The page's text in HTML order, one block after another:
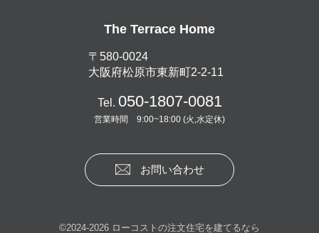
The Terrace Home
〒580-0024
大阪府松原市東新町2-2-11
Tel. 050-1807-0081
営業時間 9:00~18:00 (火,水定休)
お問い合わせ
©2024-2026 ローコストの注文住宅を建てるなら